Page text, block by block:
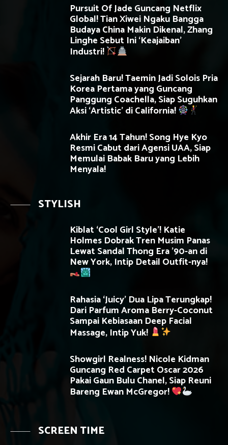
Pursuit Of Jade Guncang Netflix
Global! Tian Xiwei Ngaku Bangga
Budaya China Makin Dikenal, Zhang
Linghe Sebut Ini ‘Keajaiban’
Industri!
Sejarah Baru! Taemin Jadi Solois Pria
Korea Pertama yang Guncang
Panggung Coachella, Siap Suguhkan
Aksi ‘Artistic’ di California!
Akhir Era 14 Tahun! Song Hye Kyo
Resmi Cabut dari Agensi UAA, Siap
Memulai Babak Baru yang Lebih
Menyala!
STYLISH
Kiblat ‘Cool Girl Style’! Katie
Holmes Dobrak Tren Musim Panas
Lewat Sandal Thong Era ’90-an di
New York, Intip Detail Outfit-nya!
Rahasia ‘Juicy’ Dua Lipa Terungkap!
Dari Parfum Aroma Berry-Coconut
Sampai Kebiasaan Deep Facial
Massage, Intip Yuk!
Showgirl Realness! Nicole Kidman
Guncang Red Carpet Oscar 2026
Pakai Gaun Bulu Chanel, Siap Reuni
Bareng Ewan McGregor!
SCREEN TIME